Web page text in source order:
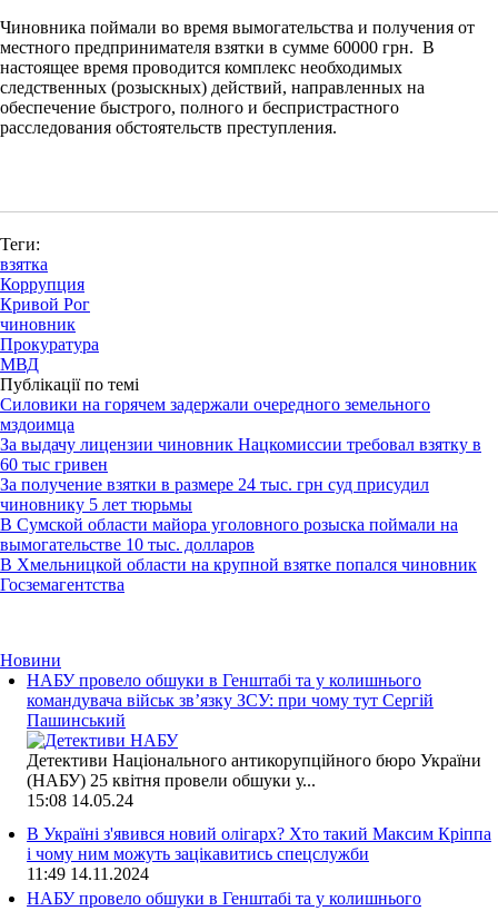
Чиновника поймали во время вымогательства и получения от
местного предпринимателя взятки в сумме 60000 грн. В
настоящее время проводится комплекс необходимых
следственных (розыскных) действий, направленных на
обеспечение быстрого, полного и беспристрастного
расследования обстоятельств преступления.
Теги:
взятка
Коррупция
Кривой Рог
чиновник
Прокуратура
МВД
Публікації по темі
Силовики на горячем задержали очередного земельного
мздоимца
За выдачу лицензии чиновник Нацкомиссии требовал взятку в
60 тыс гривен
За получение взятки в размере 24 тыс. грн суд присудил
чиновнику 5 лет тюрьмы
В Сумской области майора уголовного розыска поймали на
вымогательстве 10 тыс. долларов
В Хмельницкой области на крупной взятке попался чиновник
Госземагентства
Новини
НАБУ провело обшуки в Генштабі та у колишнього
командувача військ зв’язку ЗСУ: при чому тут Сергій
Пашинський
Детективи Національного антикорупційного бюро України
(НАБУ) 25 квітня провели обшуки у...
15:08 14.05.24
В Україні з'явився новий олігарх? Хто такий Максим Кріппа
і чому ним можуть зацікавитись спецслужби
11:49 14.11.2024
НАБУ провело обшуки в Генштабі та у колишнього